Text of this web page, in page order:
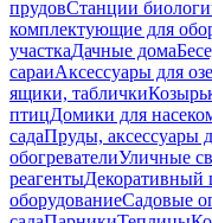
прудовСтанции
комплектующие для
участкаДачные дома
сараиАксессуары для
ящики, таблички
птицДомики для
садаПруды, аксессуары
обогревателиУличные
реагентыДекоративный
оборудованиеСадовые